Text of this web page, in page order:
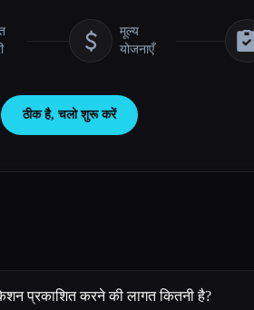
मूल्य
योजनाएँ
ठीक है, चलो शुरू करें
प्रकाशित करने की लागत कितनी है?